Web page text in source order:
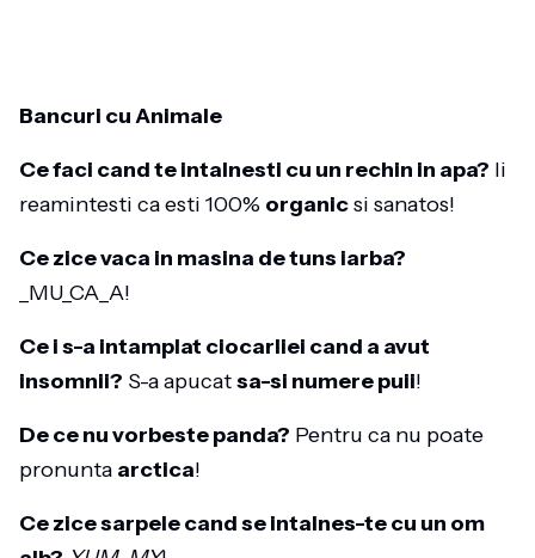
Bancuri cu Animale
Ce faci cand te intalnesti cu un rechin in apa? Ii
reamintesti ca esti 100% organicsi sanatos!
Ce zice vaca in masina de tuns iarba?
_MU_CA_A!
Ce i s-a intamplat ciocarliei cand a avut
insomnii? S-a apucatsa-si numere puii!
De ce nu vorbeste panda? Pentru ca nu poate
pronunta arctica!
Ce zice sarpele cand se intalnes-te cu un om